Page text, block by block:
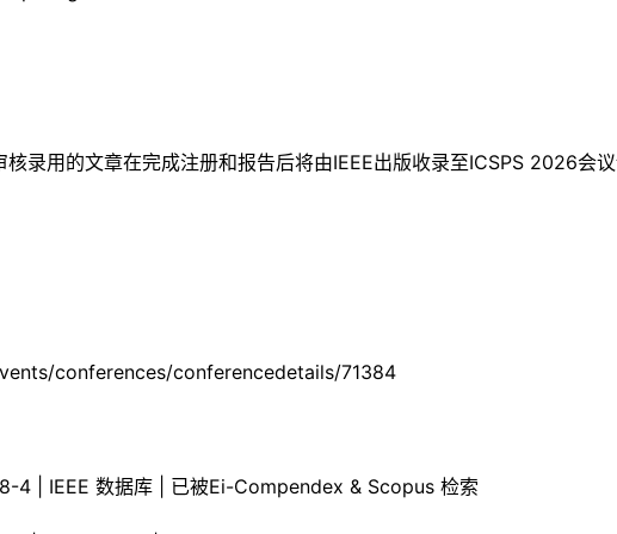
录用的文章在完成注册和报告后将由IEEE出版收录至ICSPS 2026
conferences/conferencedetails/71384
| IEEE 数据库 | 已被Ei-Compendex & Scopus 检索